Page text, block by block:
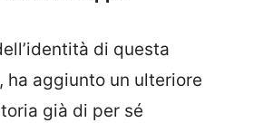
di questa
, ha aggiunto un ulteriore
già di per sé